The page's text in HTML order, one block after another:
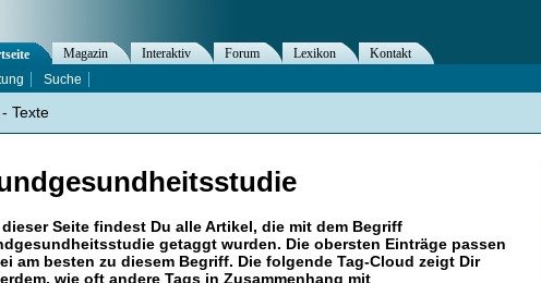
Seite findest Du alle Artikel, die mit dem Begriff
getaggt wurden. Die obersten Einträge passen
am besten zu diesem Begriff. Die folgende Tag-Cloud zeigt Dir
wie oft andere Tags in Zusammenhang mit
Magazin Interaktiv Forum Lexikon
Kontakt
Suche
Texte